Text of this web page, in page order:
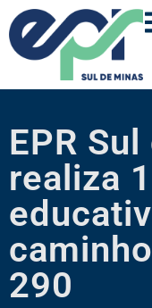
EPR
realiza
290